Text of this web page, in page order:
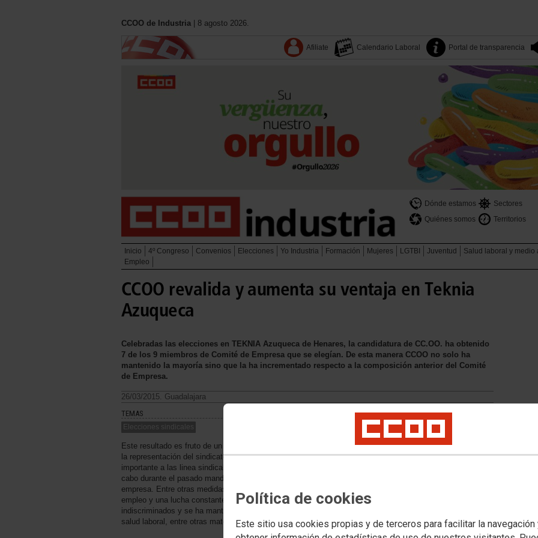
Política de cookies
Este sitio usa cookies propias y de terceros para facilitar la navegación
CCOO de Industria | 8 agosto 2026.
Afiliate Calendario Laboral Portal de transparencia
Dónde estamos Sectores
Quiénes somos
Territorios
Inicio 4º Congreso Convenios Elecciones Yo Industria Formación Mujeres LGTBI Juventud Salud laboral y medio
Empleo
CCOO revalida y aumenta su ventaja en Teknia
Azuqueca
Celebradas las elecciones en TEKNIA Azuqueca de Henares, la candidatura de CC.OO. ha obtenido
7 de los 9 miembros de Comité de Empresa que se elegían. De esta manera CCOO no solo ha
mantenido la mayoría sino que la ha incrementado respecto a la composición anterior del Comité
de Empresa.
26/03/2015. Guadalajara
TEMAS
Elecciones sindicales
Este resultado es fruto de un sindicalismo cercano, útil y firme que han llevado
la representación del sindicato en la empresa. Supone además un respaldo
importante a las linea sindical y a las sucesivas acciones que se han llevado a
cabo durante el pasado mandato por parte de la representación de CCOO en la
empresa. Entre otras medidas, se ha llevado a cabo una defensa clara del
empleo y una lucha constante contra los despidos injustificados o
indiscriminados y se ha mantenido también una defensa clara en materia de
salud laboral, entre otras materias.